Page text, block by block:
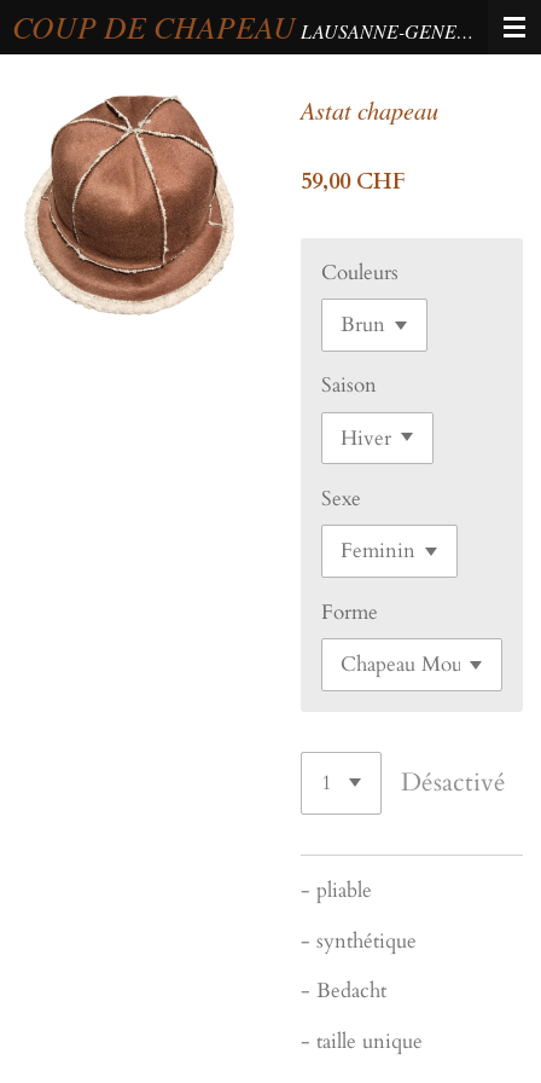
Passer
au
principal
COUP DE CHAPEAU LAUSANNE-GENEVA-BERNE
Astat chapeau
59,00 CHF
Couleurs
Saison
Sexe
Forme
Désactivé
- pliable
- synthétique
- Bedacht
- taille unique